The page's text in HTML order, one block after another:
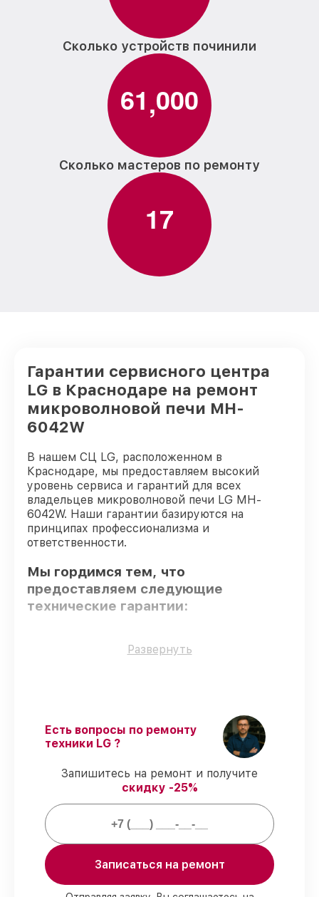
Сколько устройств починили
61,000
Сколько мастеров по ремонту
17
Гарантии сервисного центра
LG в Краснодаре на ремонт
микроволновой печи MH-
6042W
В нашем СЦ LG, расположенном в
Краснодаре, мы предоставляем высокий
уровень сервиса и гарантий для всех
владельцев микроволновой печи LG MH-
6042W. Наши гарантии базируются на
принципах профессионализма и
ответственности.
Мы гордимся тем, что
предоставляем следующие
технические гарантии:
Использование оригинальных
проверенные специалисты с опытом и
сертификацией.
Выполнение работ вовремя
–
гарантируем завершение работ без
задержек.
Гарантийное обслуживание
работы по восстановлению проводятся с
официальной гарантией.
Мы гарантируем:
Развернуть
Есть вопросы по ремонту
техники LG ?
Запишитесь на ремонт и получите
скидку -25%
Записаться на ремонт